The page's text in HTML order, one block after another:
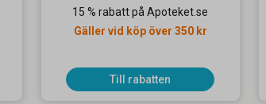
15 % rabatt på Apoteket.se
Gäller vid köp över 350 kr
Till rabatten